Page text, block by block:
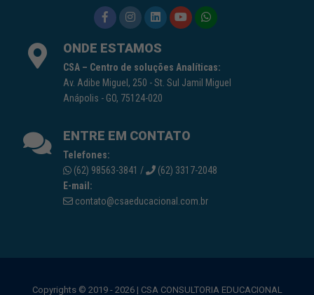
ONDE ESTAMOS
CSA – Centro de soluções Analíticas:
Av. Adibe Miguel, 250 - St. Sul Jamil Miguel
Anápolis - GO, 75124-020
ENTRE EM CONTATO
Telefones:
(62) 98563-3841 /
(62) 3317-2048
E-mail:
contato@csaeducacional.com.br
Copyrights © 2019 - 2026 | CSA CONSULTORIA EDUCACIONAL